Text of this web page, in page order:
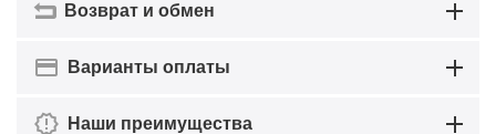
Возврат и обмен
Варианты оплаты
Наши преимущества